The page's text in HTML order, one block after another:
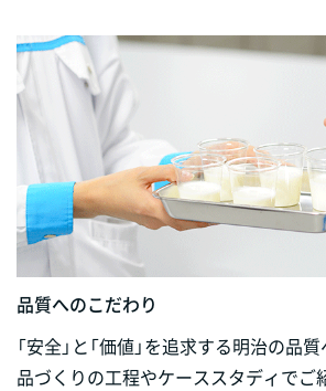
品質へのこだわり
「安全」と「価値」を追求する明治の品
品づくりの工程やケーススタディでご